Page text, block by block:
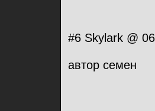
#6 Skylark @
автор семен